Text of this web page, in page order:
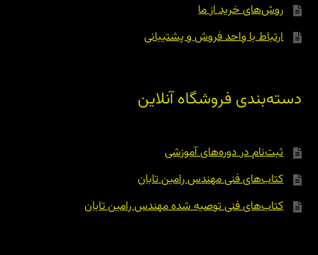
روش‌های خرید از ما
ارتباط با واحد فروش و پشتیبانی
دسته‌بندی فروشگاه آنلاین
ثبت‌نام در دوره‌های آموزشی
کتاب‌های فنی مهندس رامین تابان
کتاب‌های فنی توصیه شده مهندس رامین تابان